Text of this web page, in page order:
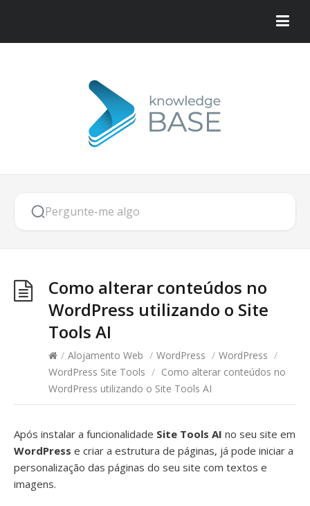
Como alterar conteúdos no
WordPress utilizando o Site
Tools AI
/ Alojamento Web / WordPress / WordPress /
WordPress Site Tools / Como alterar conteúdos no
WordPress utilizando o Site Tools AI
Após instalar a funcionalidade Site Tools AI no seu site em
WordPress e criar a estrutura de páginas, já pode iniciar a
personalização das páginas do seu site com textos e
imagens.